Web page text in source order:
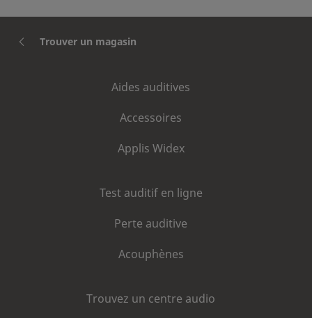
Trouver un magasin
Aides auditives
Accessoires
Applis Widex
Test auditif en ligne
Perte auditive
Acouphènes
Trouvez un centre audio